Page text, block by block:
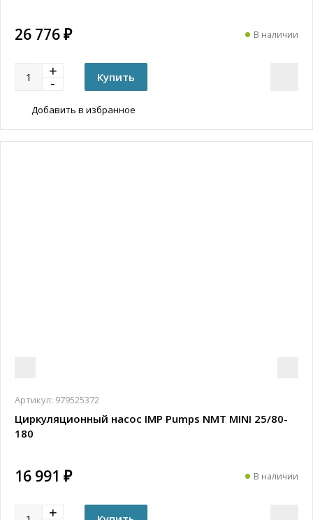
26 776 ₽ В наличии
Добавить в избранное
Артикул: 979525372
Циркуляционный насос IMP Pumps NMT MINI 25/80-
180
16 991 ₽ В наличии